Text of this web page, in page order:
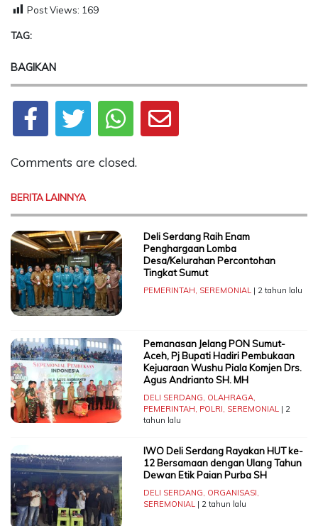
Post Views: 169
TAG:
BAGIKAN
Comments are closed.
BERITA LAINNYA
Deli Serdang Raih Enam
Penghargaan Lomba
Desa/Kelurahan Percontohan
Tingkat Sumut
PEMERINTAH, SEREMONIAL| 2 tahun lalu
Pemanasan Jelang PON Sumut-
Aceh, Pj Bupati Hadiri Pembukaan
Kejuaraan Wushu Piala Komjen Drs.
Agus Andrianto SH. MH
DELI SERDANG, OLAHRAGA,
PEMERINTAH, POLRI, SEREMONIAL| 2
tahun lalu
IWO Deli Serdang Rayakan HUT ke-
12 Bersamaan dengan Ulang Tahun
Dewan Etik Paian Purba SH
DELI SERDANG, ORGANISASI,
SEREMONIAL| 2 tahun lalu